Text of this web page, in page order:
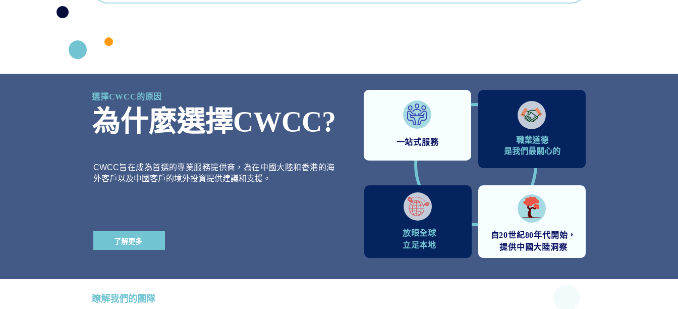
選擇CWCC的原因
為什麼選擇CWCC?
CWCC旨在成為首選的專業服務提供商，為在中國大陸和香港的海
外客戶以及中國客戶的境外投資提供建議和支援。
了解更多
一站式服務
職業道德
是我們最關心的
放眼全球
立足本地
自20世紀80年代開始，
提供中國大陸洞察
瞭解我們的團隊